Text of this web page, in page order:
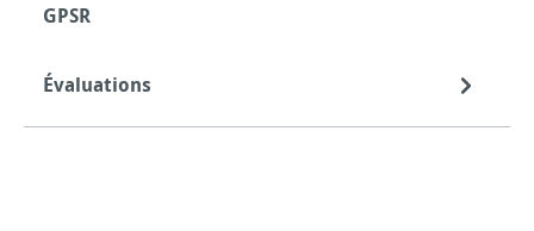
GPSR
Évaluations